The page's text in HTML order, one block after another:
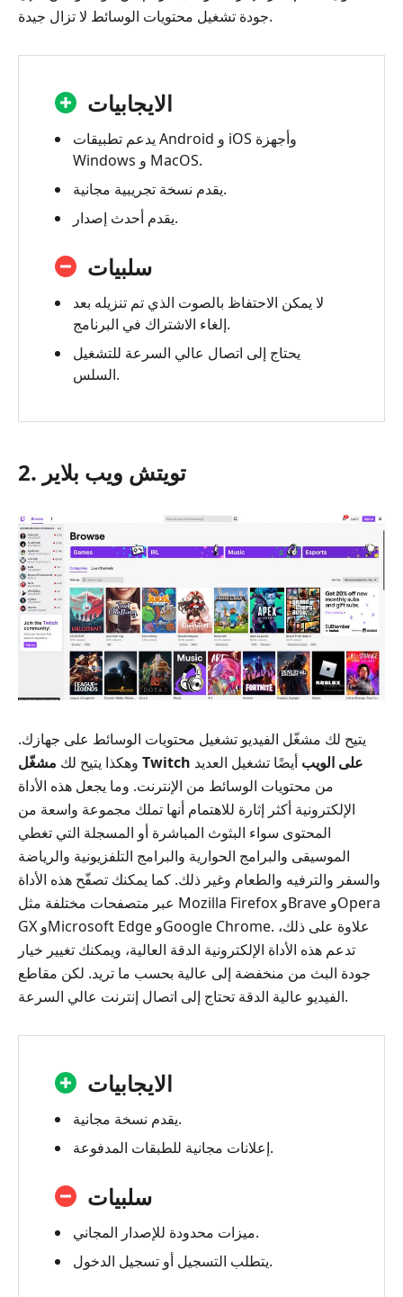
جودة تشغيل محتويات الوسائط لا تزال جيدة.
الايجابيات
يدعم تطبيقات Android و iOS وأجهزة
Windows و MacOS.
يقدم نسخة تجريبية مجانية.
يقدم أحدث إصدار.
سلبيات
لا يمكن الاحتفاظ بالصوت الذي تم تنزيله بعد
إلغاء الاشتراك في البرنامج.
يحتاج إلى اتصال عالي السرعة للتشغيل
السلس.
2. تويتش ويب بلاير
يتيح لك مشغّل الفيديو تشغيل محتويات الوسائط على جهازك.
وهكذا يتيح لك
مشغّل Twitch على الويب أيضًا تشغيل العديد
من محتويات الوسائط من الإنترنت. وما يجعل هذه الأداة
الإلكترونية أكثر إثارة للاهتمام أنها تملك مجموعة واسعة من
المحتوى سواء البثوث المباشرة أو المسجلة التي تغطي
الموسيقى والبرامج الحوارية والبرامج التلفزيونية والرياضة
والسفر والترفيه والطعام وغير ذلك. كما يمكنك تصفّح هذه الأداة
عبر متصفحات مختلفة مثل Mozilla Firefox وBrave وOpera
GX وMicrosoft Edge وGoogle Chrome. علاوة على ذلك،
تدعم هذه الأداة الإلكترونية الدقة العالية، ويمكنك تغيير خيار
جودة البث من منخفضة إلى عالية بحسب ما تريد. لكن مقاطع
الفيديو عالية الدقة تحتاج إلى اتصال إنترنت عالي السرعة.
الايجابيات
يقدم نسخة مجانية.
إعلانات مجانية للطبقات المدفوعة.
سلبيات
ميزات محدودة للإصدار المجاني.
يتطلب التسجيل أو تسجيل الدخول.